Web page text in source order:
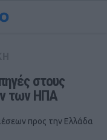
στους
των ΗΠΑ
προς την Ελλάδα